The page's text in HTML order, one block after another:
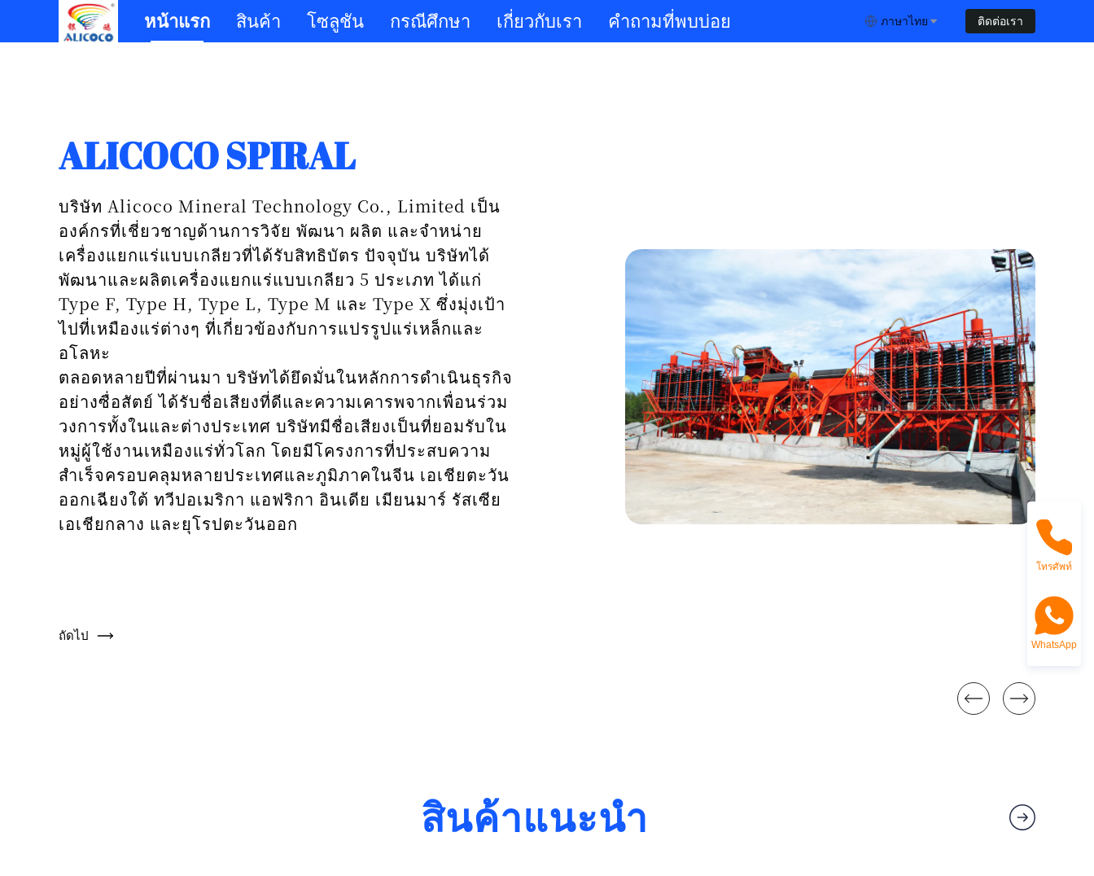
หน้าแรก สินค้า โซลูชัน กรณีศึกษา เกี่ยวกับเรา คำถามที่พบบ่อย ภาษาไทย ติดต่อเรา
ALICOCO SPIRAL
บริษัท Alicoco Mineral Technology Co., Limited เป็น
องค์กรที่เชี่ยวชาญด้านการวิจัย พัฒนา ผลิต และจำหน่าย
เครื่องแยกแร่แบบเกลียวที่ได้รับสิทธิบัตร ปัจจุบัน บริษัทได้
พัฒนาและผลิตเครื่องแยกแร่แบบเกลียว 5 ประเภท ได้แก่
Type F, Type H, Type L, Type M และ Type X ซึ่งมุ่งเป้า
ไปที่เหมืองแร่ต่างๆ ที่เกี่ยวข้องกับการแปรรูปแร่เหล็กและ
อโลหะ
ตลอดหลายปีที่ผ่านมา บริษัทได้ยึดมั่นในหลักการดำเนินธุรกิจ
อย่างซื่อสัตย์ ได้รับชื่อเสียงที่ดีและความเคารพจากเพื่อนร่วม
วงการทั้งในและต่างประเทศ บริษัทมีชื่อเสียงเป็นที่ยอมรับใน
หมู่ผู้ใช้งานเหมืองแร่ทั่วโลก โดยมีโครงการที่ประสบความ
สำเร็จครอบคลุมหลายประเทศและภูมิภาคในจีน เอเชียตะวัน
ออกเฉียงใต้ ทวีปอเมริกา แอฟริกา อินเดีย เมียนมาร์ รัสเซีย
เอเชียกลาง และยุโรปตะวันออก
ถัดไป
สินค้าแนะนำ
โทรศัพท์
WhatsApp